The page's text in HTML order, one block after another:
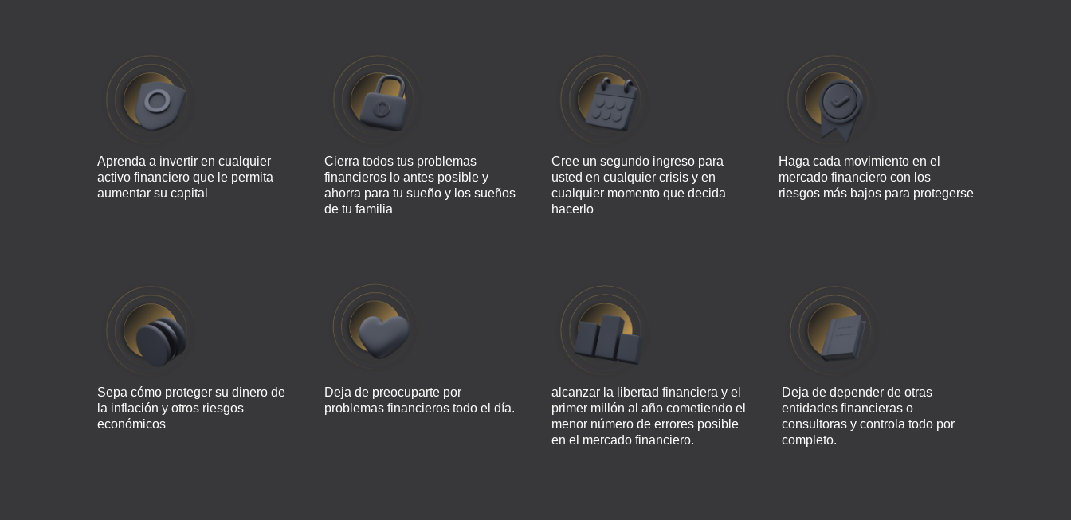
Aprenda a invertir en cualquier
activo financiero que le permita
aumentar su capital
Cierra todos tus problemas
financieros lo antes posible y
ahorra para tu sueño y los sueños
de tu familia
Cree un segundo ingreso para
usted en cualquier crisis y en
cualquier momento que decida
hacerlo
Haga cada movimiento en el
mercado financiero con los
riesgos más bajos para protegerse
Sepa cómo proteger su dinero de
la inflación y otros riesgos
económicos
Deja de preocuparte por
problemas financieros todo el día.
alcanzar la libertad financiera y el
primer millón al año cometiendo el
menor número de errores posible
en el mercado financiero.
Deja de depender de otras
entidades financieras o
consultoras y controla todo por
completo.